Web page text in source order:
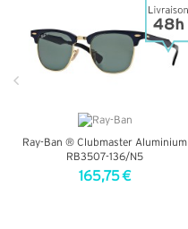
Ray-Ban ® Clubmaster Aluminium
RB3507-136/N5
165,75 €